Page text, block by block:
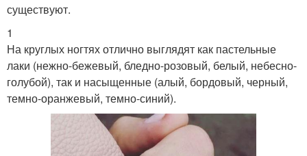
существуют.
1
На круглых ногтях отлично выглядят как пастельные
лаки (нежно-бежевый, бледно-розовый, белый, небесно-
голубой), так и насыщенные (алый, бордовый, черный,
темно-оранжевый, темно-синий).